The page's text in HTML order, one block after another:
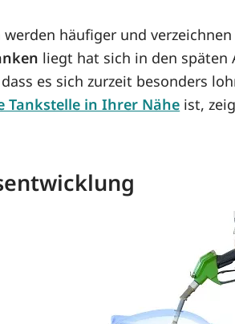
häufiger und
liegt hat sich in den späten
es sich zurzeit besonders
Tankstelle in Ihrer Nähe ist,